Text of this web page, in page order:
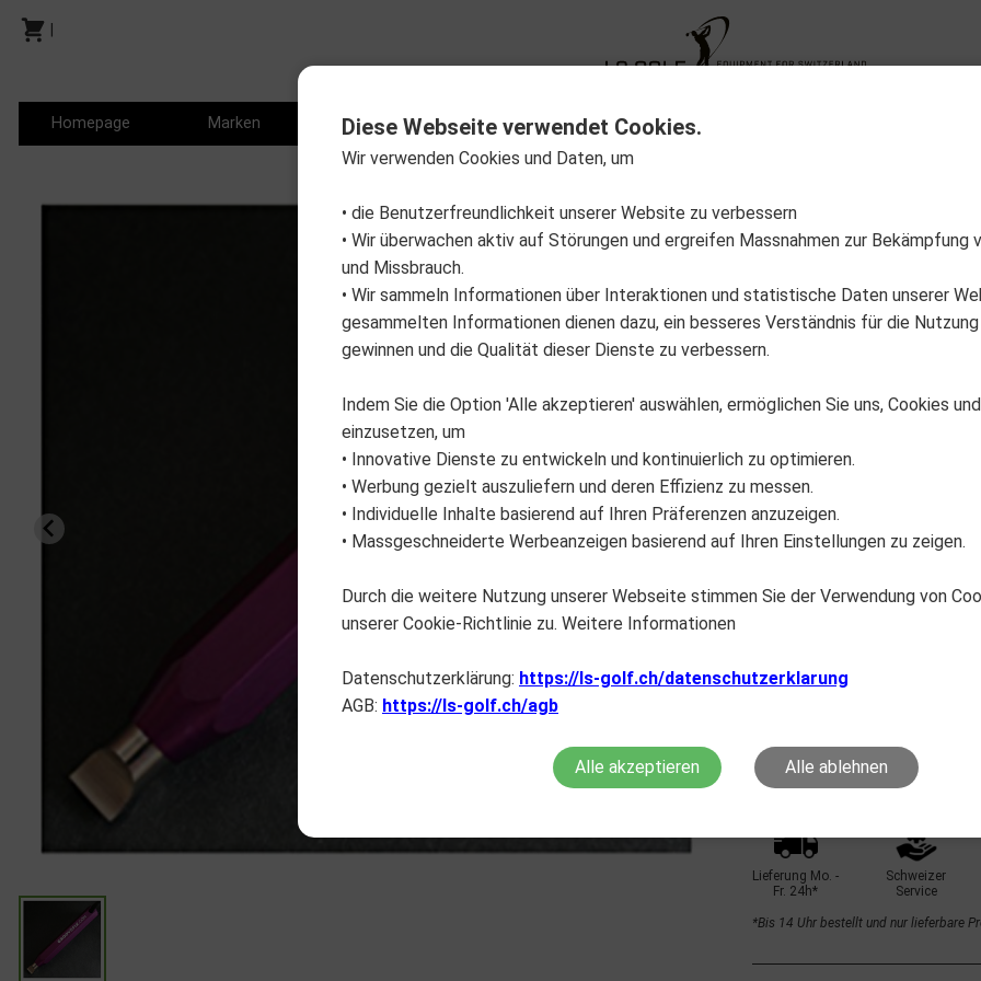
Homepage Marken Produkte PXG Fitting Neuheiten
GrooveFix
GrooveFix Tool purple
Nicht auf Lager
EAN: 7640403890049
CHF 33.90
VPE
*unverbindliche Preisempfehlung
Lieferung Mo. -
Fr. 24h*
Schweizer
Service
*Bis 14 Uhr bestellt und nur lieferbare
Diese Webseite verwendet Cookies.
Wir verwenden Cookies und Daten, um
• die Benutzerfreundlichkeit unserer Website zu verbessern
• Wir überwachen aktiv auf Störungen und ergreifen Massnahmen zur Bekämpfung
und Missbrauch.
• Wir sammeln Informationen über Interaktionen und statistische Daten unserer
gesammelten Informationen dienen dazu, ein besseres Verständnis für die
gewinnen und die Qualität dieser Dienste zu verbessern.
Indem Sie die Option 'Alle akzeptieren' auswählen, ermöglichen Sie uns, Cookies
einzusetzen, um
• Innovative Dienste zu entwickeln und kontinuierlich zu optimieren.
• Werbung gezielt auszuliefern und deren Effizienz zu messen.
• Individuelle Inhalte basierend auf Ihren Präferenzen anzuzeigen.
• Massgeschneiderte Werbeanzeigen basierend auf Ihren Einstellungen zu zeigen.
Durch die weitere Nutzung unserer Webseite stimmen Sie der Verwendung von
unserer Cookie-Richtlinie zu. Weitere Informationen
Datenschutzerklärung: https://ls-golf.ch/datenschutzerklarung
AGB: https://ls-golf.ch/agb
Alle akzeptieren Alle ablehnen